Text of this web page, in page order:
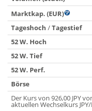
Marktkap. (EUR)
Tageshoch /Tagestief
52 W. Hoch
52 W. Tief
52 W. Perf.
Börse
Der Kurs von 926,00 JPY
aktuellen Wechselkurs